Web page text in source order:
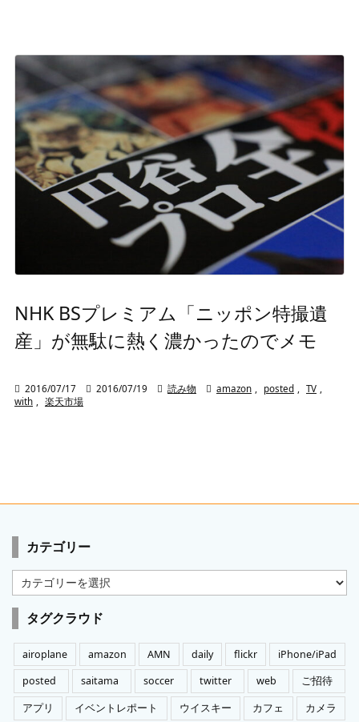
NHK BSプレミアム「ニッポン特撮遺
産」が無駄に熱く濃かったのでメモ
 2016/07/17  2016/07/19  読み物  amazon posted TV
with
楽天市場
カテゴリー
カ
テ
ゴ
リ
ー
タグクラウド
airoplane amazon AMN daily flickr
iPhone/iPad
posted
saitama soccer twitter web
ご招待
アプリ
イベントレポート ウイスキー カフェ
カメラ